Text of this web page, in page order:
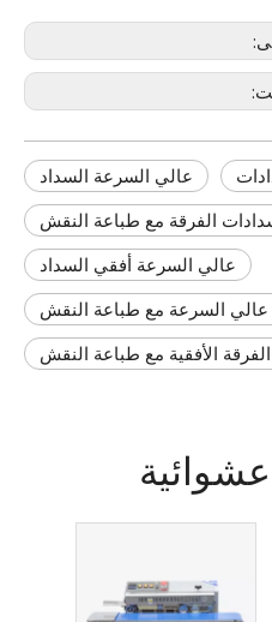
عالي السرعة السداد
الفرقة مع طباعة النقش
عالي السرعة أفقي السداد
السرعة مع طباعة النقش
الأفقية مع طباعة النقش